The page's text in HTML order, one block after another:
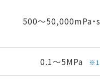
500～50,000mPa・s
0.1～5MPa ※1